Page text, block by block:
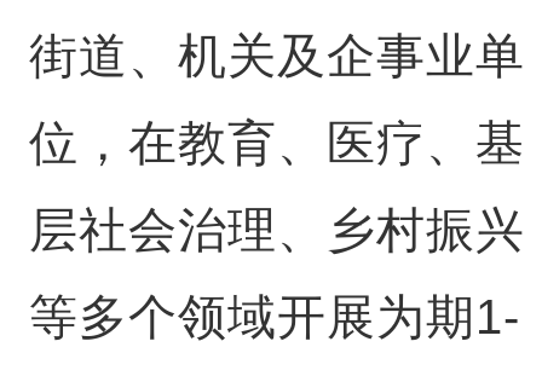
街道、机关及企事业单
位，在教育、医疗、基
层社会治理、乡村振兴
等多个领域开展为期1-